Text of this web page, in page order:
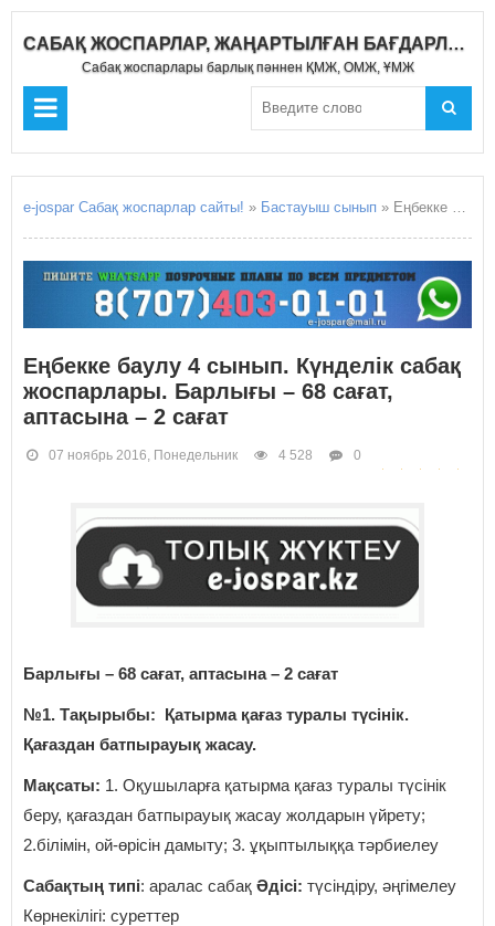
САБАҚ ЖОСПАРЛАР, ЖАҢАРТЫЛҒАН БАҒДАРЛАМА 2019-2020
Сабақ жоспарлары барлық пәннен ҚМЖ, ОМЖ, ҰМЖ
e-jospar Сабақ жоспарлар сайты! » Бастауыш сынып » Еңбекке баулу 4 сынып. Күнделік сабақ жоспарлары. Барлығы – 68 сағат, аптасына – 2 сағат
Еңбекке баулу 4 сынып. Күнделік сабақ
жоспарлары. Барлығы – 68 сағат,
аптасына – 2 сағат
07 ноябрь 2016, Понедельник 4 528 0
Барлығы – 68 сағат, аптасына – 2 сағат
№1. Тақырыбы: Қатырма қағаз туралы түсінік.
Қағаздан батпырауық жасау.
Мақсаты: 1. Оқушыларға қатырма қағаз туралы түсінік
беру, қағаздан батпырауық жасау жолдарын үйрету;
2.білімін, ой-өрісін дамыту; 3. ұқыптылыққа тәрбиелеу
Сабақтың типі: аралас сабақ Әдісі: түсіндіру, әңгімелеу
Көрнекілігі: суреттер